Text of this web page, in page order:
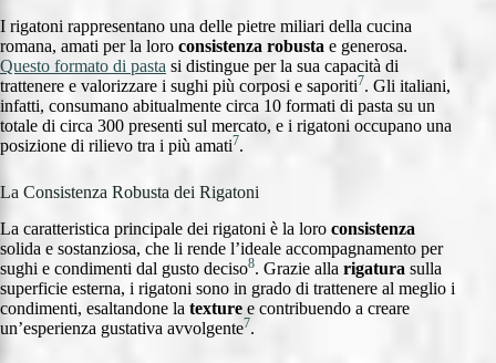
I rigatoni rappresentano una delle pietre miliari della cucina
romana, amati per la loro consistenza robusta e generosa.
Questo formato di pasta si distingue per la sua capacità di
trattenere e valorizzare i sughi più corposi e saporiti7. Gli italiani,
infatti, consumano abitualmente circa 10 formati di pasta su un
totale di circa 300 presenti sul mercato, e i rigatoni occupano una
posizione di rilievo tra i più amati7.
La Consistenza Robusta dei Rigatoni
La caratteristica principale dei rigatoni è la loro consistenza
solida e sostanziosa, che li rende l’ideale accompagnamento per
sughi e condimenti dal gusto deciso8. Grazie alla rigatura sulla
superficie esterna, i rigatoni sono in grado di trattenere al meglio i
condimenti, esaltandone la texture e contribuendo a creare
un’esperienza gustativa avvolgente7.